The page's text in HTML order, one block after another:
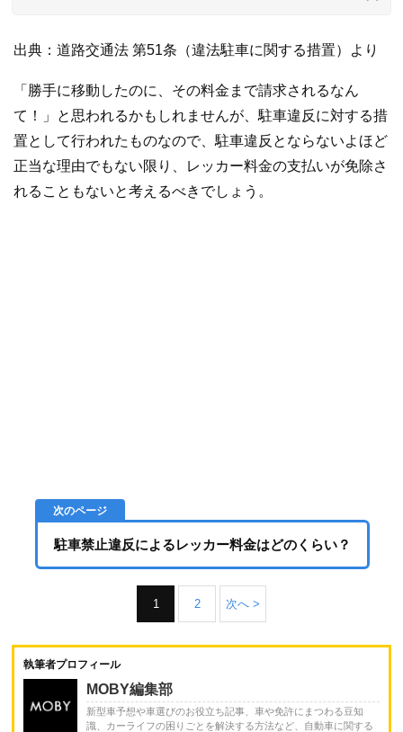
出典：道路交通法 第51条（違法駐車に関する措置）より
「勝手に移動したのに、その料金まで請求されるなん
て！」と思われるかもしれませんが、駐車違反に対する措
置として行われたものなので、駐車違反とならないよほど
正当な理由でもない限り、レッカー料金の支払いが免除さ
れることもないと考えるべきでしょう。
駐車禁止違反によるレッカー料金はどのくらい？
1 2 次へ >
執筆者プロフィール
MOBY編集部
新型車予想や車選びのお役立ち記事、車や免許にまつわる豆知
識、カーライフの困りごとを解決する方法など、自動車に関する